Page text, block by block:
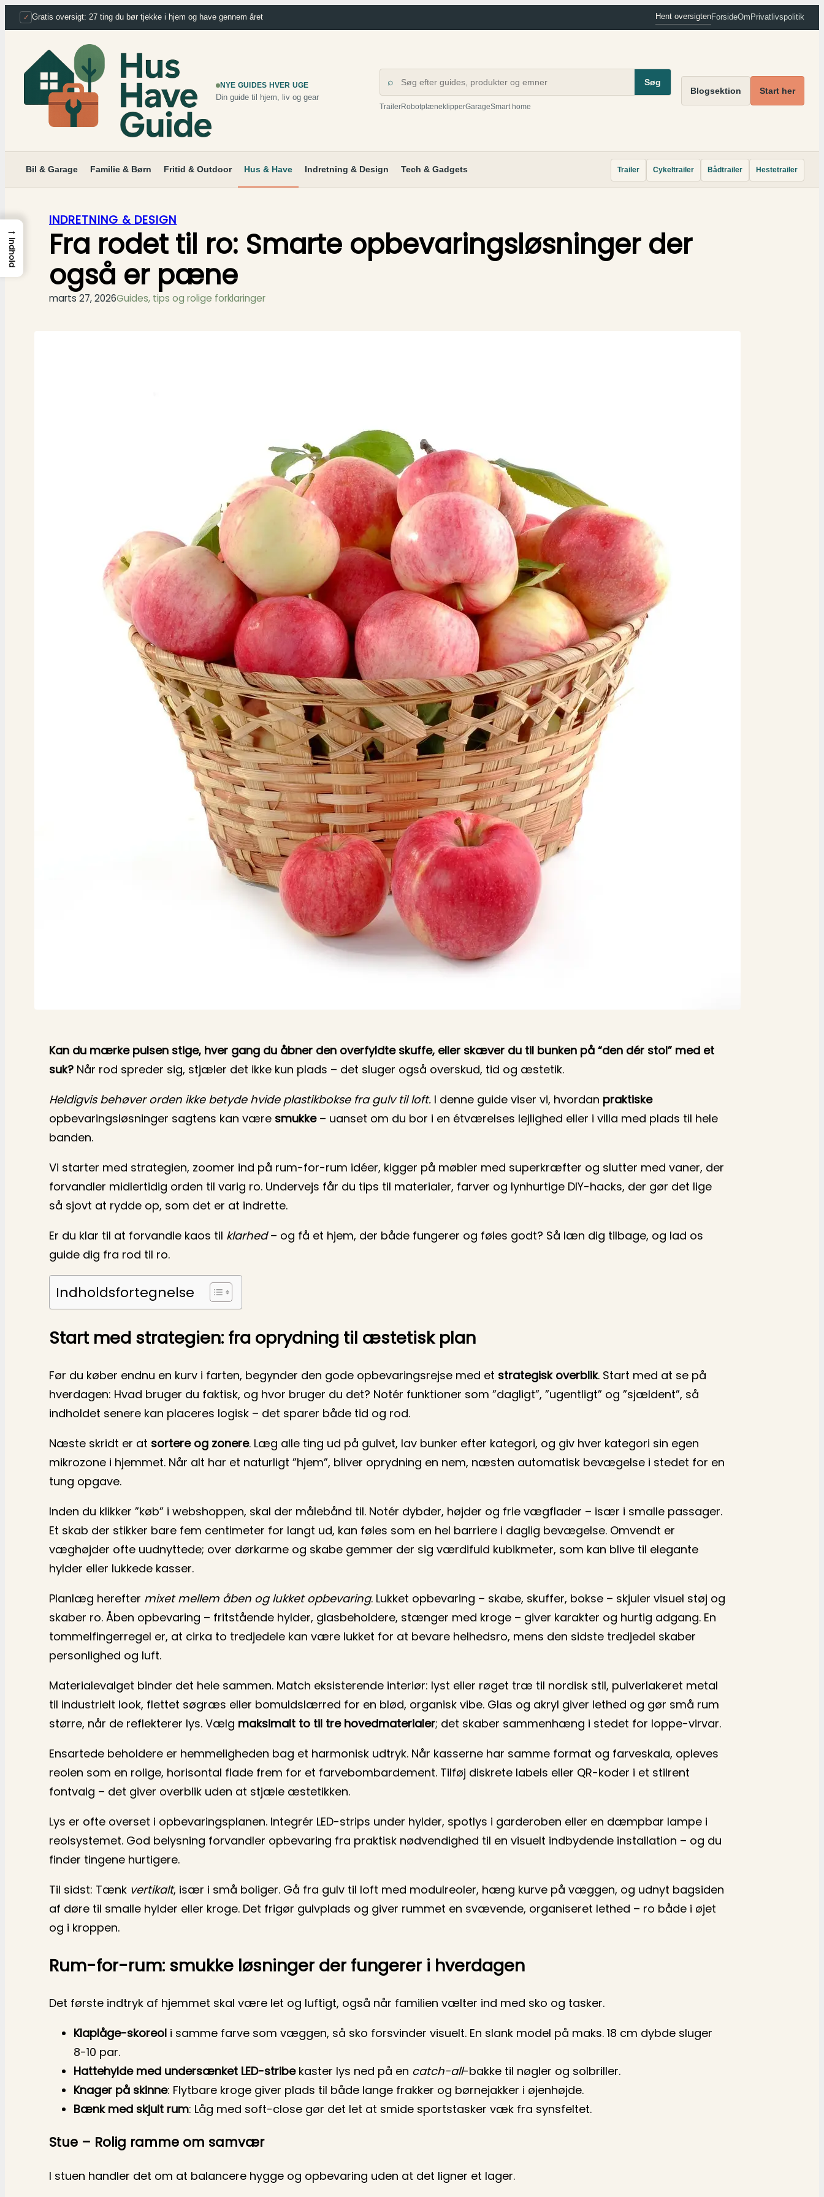
Spring
til
indhold
✓ Gratis oversigt: 27 ting du bør tjekke i hjem og have gennem året Hent oversigtenForsideOm Privatlivspolitik
NYE GUIDES HVER UGE
Din guide til hjem, liv og gear
⌕ Søg
TrailerRobotplæneklipperGarageSmart home
Blogsektion Start her
Bil & Garage Familie & Børn Fritid & Outdoor Hus & Have Indretning & Design Tech & Gadgets Trailer Cykeltrailer Bådtrailer Hestetrailer
INDRETNING & DESIGN
Fra rodet til ro: Smarte opbevaringsløsninger der
også er pæne
marts 27, 2026Guides, tips og rolige forklaringer
Kan du mærke pulsen stige, hver gang du åbner den overfyldte skuffe, eller skæver du til bunken på “den dér stol” med et
suk? Når rod spreder sig, stjæler det ikke kun plads – det sluger også overskud, tid og æstetik.
Heldigvis behøver orden ikke betyde hvide plastikbokse fra gulv til loft. I denne guide viser vi, hvordan praktiske
opbevaringsløsninger sagtens kan være smukke– uanset om du bor i en étværelses lejlighed eller i villa med plads til hele
banden.
Vi starter med strategien, zoomer ind på rum-for-rum idéer, kigger på møbler med superkræfter og slutter med vaner, der
forvandler midlertidig orden til varig ro. Undervejs får du tips til materialer, farver og lynhurtige DIY-hacks, der gør det lige
så sjovt at rydde op, som det er at indrette.
Er du klar til at forvandle kaos til klarhed– og få et hjem, der både fungerer og føles godt? Så læn dig tilbage, og lad os
guide dig fra rod til ro.
Indholdsfortegnelse
Start med strategien: fra oprydning til æstetisk plan
Før du køber endnu en kurv i farten, begynder den gode opbevaringsrejse med et strategisk overblik. Start med at se på
hverdagen: Hvad bruger du faktisk, og hvor bruger du det? Notér funktioner som ”dagligt”, ”ugentligt” og ”sjældent”, så
indholdet senere kan placeres logisk – det sparer både tid og rod.
Næste skridt er at sortere og zonere. Læg alle ting ud på gulvet, lav bunker efter kategori, og giv hver kategori sin egen
mikrozone i hjemmet. Når alt har et naturligt ”hjem”, bliver oprydning en nem, næsten automatisk bevægelse i stedet for en
tung opgave.
Inden du klikker ”køb” i webshoppen, skal der målebånd til. Notér dybder, højder og frie vægflader – især i smalle passager.
Et skab der stikker bare fem centimeter for langt ud, kan føles som en hel barriere i daglig bevægelse. Omvendt er
væghøjder ofte uudnyttede; over dørkarme og skabe gemmer der sig værdifuld kubikmeter, som kan blive til elegante
hylder eller lukkede kasser.
Planlæg herefter mixet mellem åben og lukket opbevaring. Lukket opbevaring – skabe, skuffer, bokse – skjuler visuel støj og
skaber ro. Åben opbevaring – fritstående hylder, glasbeholdere, stænger med kroge – giver karakter og hurtig adgang. En
tommelfingerregel er, at cirka to tredjedele kan være lukket for at bevare helhedsro, mens den sidste tredjedel skaber
personlighed og luft.
Materialevalget binder det hele sammen. Match eksisterende interiør: lyst eller røget træ til nordisk stil, pulverlakeret metal
til industrielt look, flettet søgræs eller bomuldslærred for en blød, organisk vibe. Glas og akryl giver lethed og gør små rum
større, når de reflekterer lys. Vælg maksimalt to til tre hovedmaterialer; det skaber sammenhæng i stedet for loppe-virvar.
Ensartede beholdere er hemmeligheden bag et harmonisk udtryk. Når kasserne har samme format og farveskala, opleves
reolen som en rolige, horisontal flade frem for et farvebombardement. Tilføj diskrete labels eller QR-koder i et stilrent
fontvalg – det giver overblik uden at stjæle æstetikken.
Lys er ofte overset i opbevaringsplanen. Integrér LED-strips under hylder, spotlys i garderoben eller en dæmpbar lampe i
reolsystemet. God belysning forvandler opbevaring fra praktisk nødvendighed til en visuelt indbydende installation – og du
finder tingene hurtigere.
Til sidst: Tænk vertikalt, især i små boliger. Gå fra gulv til loft med modulreoler, hæng kurve på væggen, og udnyt bagsiden
af døre til smalle hylder eller kroge. Det frigør gulvplads og giver rummet en svævende, organiseret lethed – ro både i øjet
og i kroppen.
Rum-for-rum: smukke løsninger der fungerer i hverdagen
Det første indtryk af hjemmet skal være let og luftigt, også når familien vælter ind med sko og tasker.
Klaplåge-skoreol i samme farve som væggen, så sko forsvinder visuelt. En slank model på maks. 18 cm dybde sluger
8-10 par.
Hattehylde med undersænket LED-stribekaster lys ned på en catch-all-bakke til nøgler og solbriller.
Knager på skinne: Flytbare kroge giver plads til både lange frakker og børnejakker i øjenhøjde.
Bænk med skjult rum: Låg med soft-close gør det let at smide sportstasker væk fra synsfeltet.
Stue – Rolig ramme om samvær
I stuen handler det om at balancere hygge og opbevaring uden at det ligner et lager.
→
Indhold